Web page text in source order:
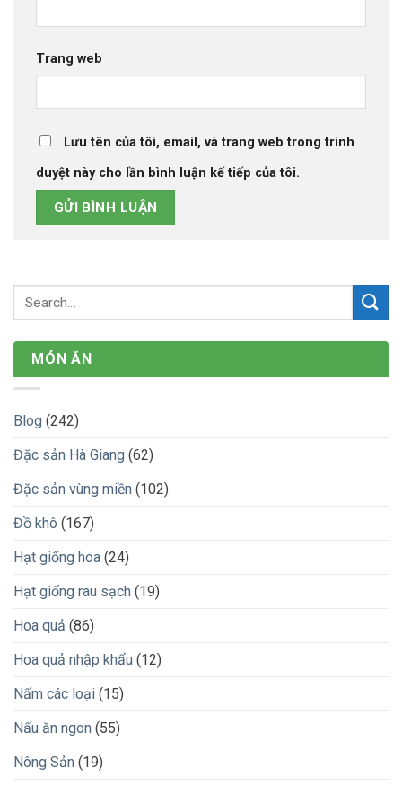
Trang web
Lưu tên của tôi, email, và trang web trong trình
duyệt này cho lần bình luận kế tiếp của tôi.
MÓN ĂN
Blog (242)
Đặc sản Hà Giang (62)
Đặc sản vùng miền (102)
Đồ khô (167)
Hạt giống hoa (24)
Hạt giống rau sạch (19)
Hoa quả (86)
Hoa quả nhập khẩu (12)
Nấm các loại (15)
Nấu ăn ngon (55)
Nông Sản (19)